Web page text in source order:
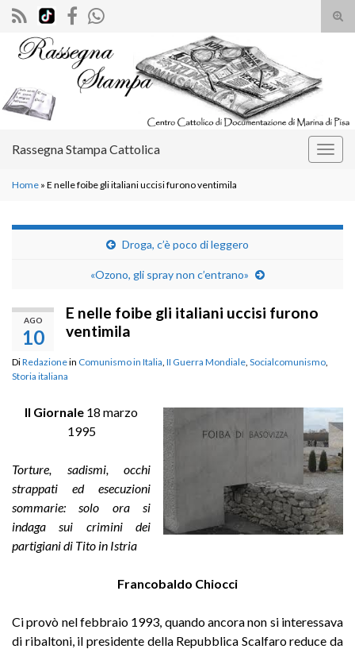
il
Search for:
Rassegna Stampa Cattolica
Home » E nelle foibe gli italiani uccisi furono ventimila
Droga, c’è poco di leggero
«Ozono, gli spray non c’entrano»
AGO
10
E nelle foibe gli italiani uccisi furono
ventimila
DiRedazionein Comunismo in Italia II Guerra Mondiale Socialcomunismo
Storia italiana
Il Giornale 18 marzo
1995
Torture, sadismi, occhi
strappati ed esecuzioni
sommarie: solo ora si
indaga sui crimini dei
partigiani di Tito in Istria
Francobaldo Chiocci
Ci provò nel febbraio 1993, quando ancora non si interessava
di ribaltoni, il presidente della Repubblica Scalfaro reduce da